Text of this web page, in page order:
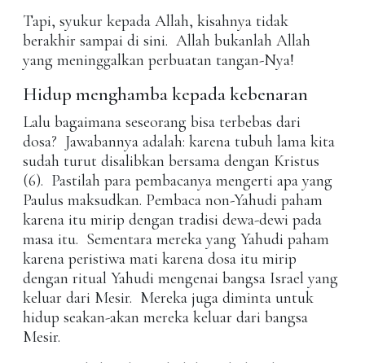
Tapi, syukur kepada Allah, kisahnya tidak
berakhir sampai di sini. Allah bukanlah Allah
yang meninggalkan perbuatan tangan-Nya!
Hidup menghamba kepada kebenaran
Lalu bagaimana seseorang bisa terbebas dari
dosa? Jawabannya adalah: karena tubuh lama kita
sudah turut disalibkan bersama dengan Kristus
(6). Pastilah para pembacanya mengerti apa yang
Paulus maksudkan. Pembaca non-Yahudi paham
karena itu mirip dengan tradisi dewa-dewi pada
masa itu. Sementara mereka yang Yahudi paham
karena peristiwa mati karena dosa itu mirip
dengan ritual Yahudi mengenai bangsa Israel yang
keluar dari Mesir. Mereka juga diminta untuk
hidup seakan-akan mereka keluar dari bangsa
Mesir.